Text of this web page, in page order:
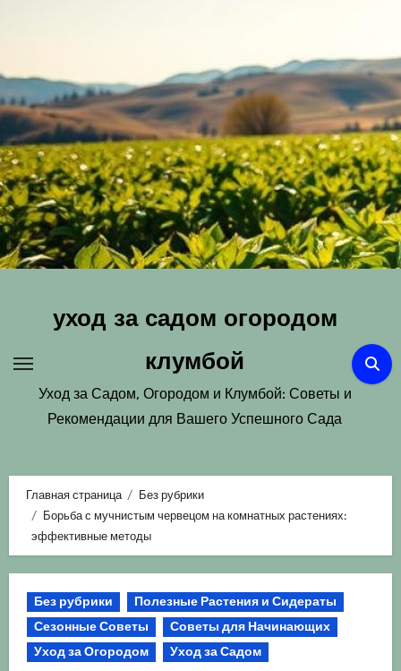
уход за садом огородом
клумбой
Уход за Садом, Огородом и Клумбой: Советы и
Рекомендации для Вашего Успешного Сада
Главная страница
Без рубрики
Борьба с мучнистым червецом на комнатных растениях:
эффективные методы
Без рубрики
Полезные Растения и Сидераты
Сезонные Советы
Советы для Начинающих
Уход за Огородом
Уход за Садом